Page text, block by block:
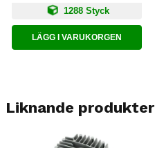
1288 Styck
LÄGG I VARUKORGEN
Liknande produkter